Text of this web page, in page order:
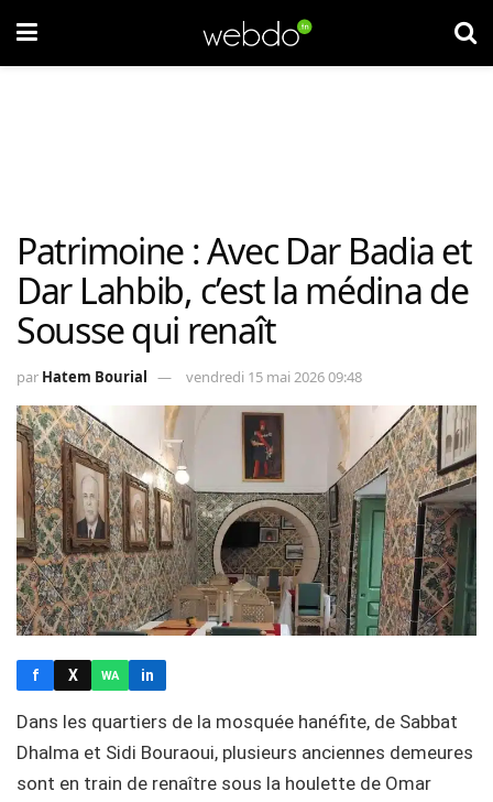
Patrimoine : Avec Dar Badia et
Dar Lahbib, c’est la médina de
Sousse qui renaît
par Hatem Bourial vendredi 15 mai 2026 09:48
f X WA in
Dans les quartiers de la mosquée hanéfite, de Sabbat
Dhalma et Sidi Bouraoui, plusieurs anciennes demeures
sont en train de renaître sous la houlette de Omar